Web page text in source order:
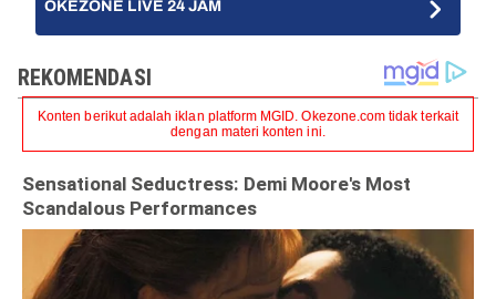
OKEZONE LIVE 24 JAM